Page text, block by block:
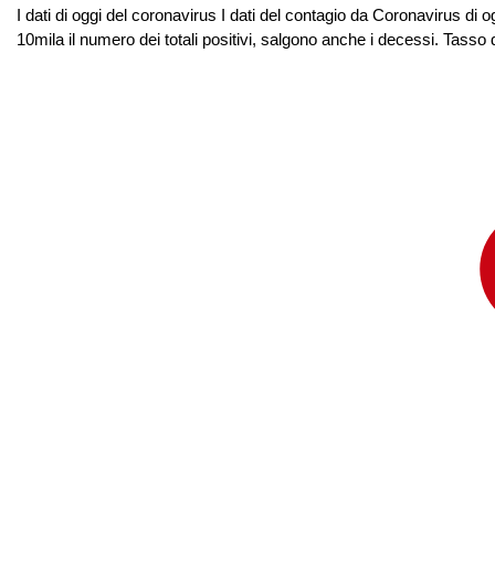
I dati di oggi del coronavirus I dati del contagio da Coronavirus di
10mila il numero dei totali positivi, salgono anche i decessi.